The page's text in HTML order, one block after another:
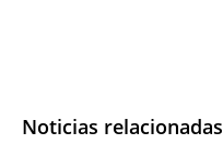
Noticias relacionadas